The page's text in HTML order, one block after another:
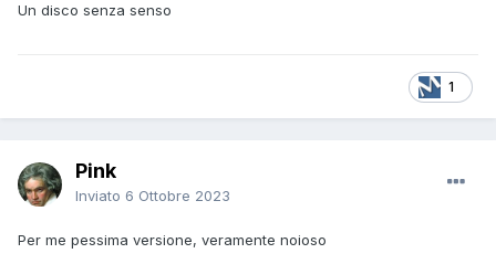
Un disco senza senso
1
Pink
Inviato 6 Ottobre 2023
Per me pessima versione, veramente noioso